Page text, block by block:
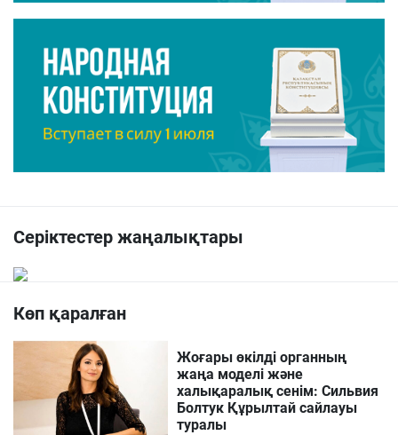
Серіктестер жаңалықтары
Көп қаралған
Жоғары өкілді органның
жаңа моделі және
халықаралық сенім: Сильвия
Болтук Құрылтай сайлауы
туралы